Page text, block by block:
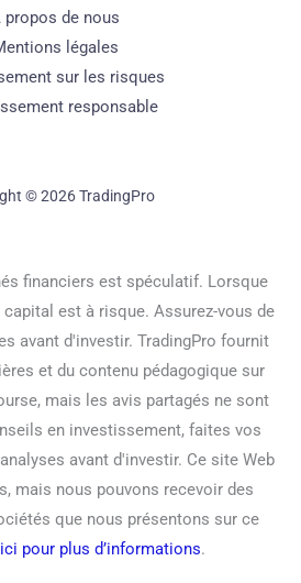
propos de nous
légales
sur les risques
responsable
© 2026 TradingPro
financiers est spéculatif. Lorsque
est à risque. Assurez-vous de
avant d'investir. TradingPro fournit
et du contenu pédagogique sur
mais les avis partagés ne sont
en investissement, faites vos
avant d'investir. Ce site Web
mais nous pouvons recevoir des
que nous présentons sur ce
pour plus d’informations.